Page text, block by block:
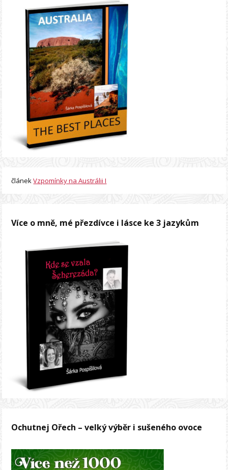
článekVzpomínky na Austrálii I
Více o mně, mé přezdívce i lásce ke 3 jazykům
Ochutnej Ořech – velký výběr i sušeného ovoce